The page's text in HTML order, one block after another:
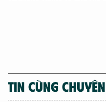
TIN CÙNG